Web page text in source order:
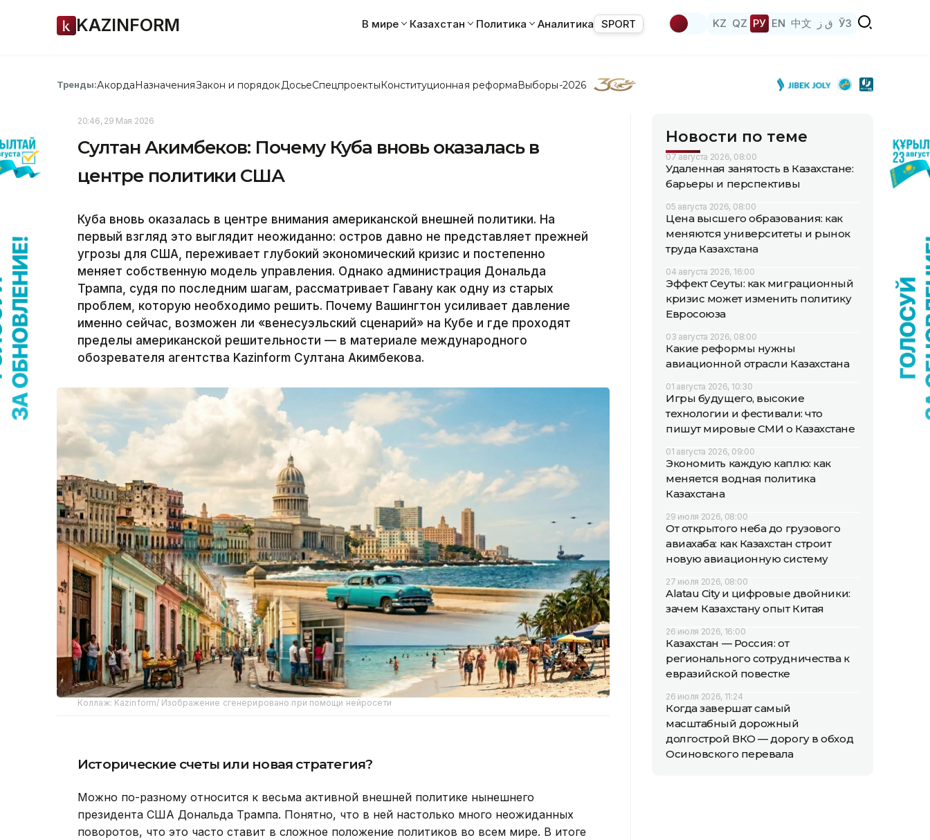
KAZINFORM В мире Казахстан Политика Аналитика SPORT KZ QZ РУ EN 中文 ق ز ЎЗ
Тренды:АкордаНазначенияЗакон и порядок ДосьеСпецпроектыКонституционная реформаВыборы-2026
20:46, 29 Мая 2026
Султан Акимбеков: Почему Куба вновь оказалась в
центре политики США
Куба вновь оказалась в центре внимания американской внешней политики. На
первый взгляд это выглядит неожиданно: остров давно не представляет прежней
угрозы для США, переживает глубокий экономический кризис и постепенно
меняет собственную модель управления. Однако администрация Дональда
Трампа, судя по последним шагам, рассматривает Гавану как одну из старых
проблем, которую необходимо решить. Почему Вашингтон усиливает давление
именно сейчас, возможен ли «венесуэльский сценарий» на Кубе и где проходят
пределы американской решительности — в материале международного
обозревателя агентства Kazinform Султана Акимбекова.
Коллаж: Kazinform/ Изображение сгенерировано при помощи нейросети
Исторические счеты или новая стратегия?
Можно по-разному относится к весьма активной внешней политике нынешнего
президента США Дональда Трампа. Понятно, что в ней настолько много неожиданных
поворотов, что это часто ставит в сложное положение политиков во всем мире. В итоге
Новости по теме
07 августа 2026, 08:00
Удаленная занятость в Казахстане:
барьеры и перспективы
05 августа 2026, 08:00
Цена высшего образования: как
меняются университеты и рынок
труда Казахстана
04 августа 2026, 16:00
Эффект Сеуты: как миграционный
кризис может изменить политику
Евросоюза
03 августа 2026, 08:00
Какие реформы нужны
авиационной отрасли Казахстана
01 августа 2026, 10:30
Игры будущего, высокие
технологии и фестивали: что
пишут мировые СМИ о Казахстане
01 августа 2026, 09:00
Экономить каждую каплю: как
меняется водная политика
Казахстана
29 июля 2026, 08:00
От открытого неба до грузового
авиахаба: как Казахстан строит
новую авиационную систему
27 июля 2026, 08:00
Alatau City и цифровые двойники:
зачем Казахстану опыт Китая
26 июля 2026, 16:00
Казахстан — Россия: от
регионального сотрудничества к
евразийской повестке
26 июля 2026, 11:24
Когда завершат самый
масштабный дорожный
долгострой ВКО — дорогу в обход
Осиновского перевала